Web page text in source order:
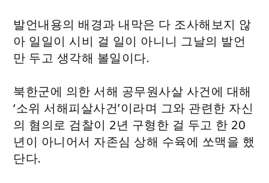
발언내용의 배경과 내막은 다 조사해보지 않
아 일일이 시비 걸 일이 아니니 그날의 발언
만 두고 생각해 볼일이다.
북한군에 의한 서해 공무원사살 사건에 대해
‘소위 서해피살사건’이라며 그와 관련한 자신
의 혐의로 검찰이 2년 구형한 걸 두고 한 20
년이 아니어서 자존심 상해 수육에 쏘맥을 했
단다.